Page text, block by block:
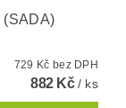
(SADA)
729 Kč bez DPH
882 Kč/ ks